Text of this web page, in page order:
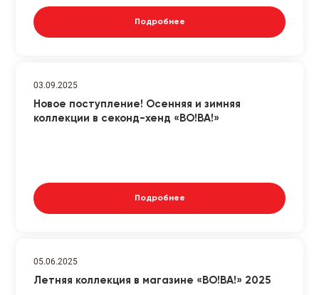
Подробнее
03.09.2025
Новое поступление! Осенняя и зимняя
коллекции в секонд-хенд «ВО!ВА!»
Подробнее
05.06.2025
Летняя коллекция в магазине «ВО!ВА!» 2025